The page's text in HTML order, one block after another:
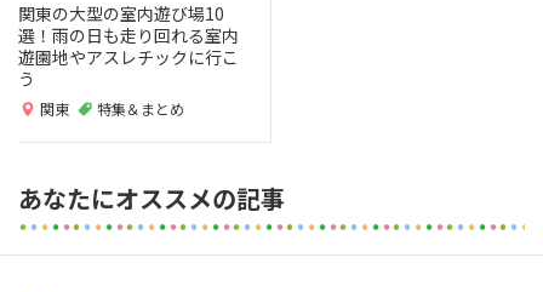
関東の大型の室内遊び場10
選！雨の日も走り回れる室内
遊園地やアスレチックに行こ
う
関東 特集＆まとめ
あなたにオススメの記事